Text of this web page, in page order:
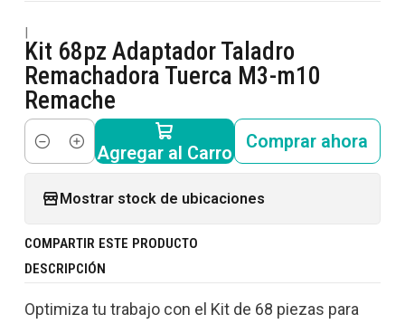
|
Kit 68pz Adaptador Taladro
Remachadora Tuerca M3-m10
Remache
Cantidad Agregar al Carro
Comprar ahora
Mostrar stock de ubicaciones
COMPARTIR ESTE PRODUCTO
DESCRIPCIÓN
Optimiza tu trabajo con el Kit de 68 piezas para